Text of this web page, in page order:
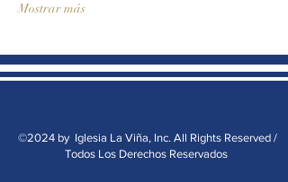
Mostrar más
©2024 by Iglesia La Viña, Inc. All Rights Reserved /
Todos Los Derechos Reservados